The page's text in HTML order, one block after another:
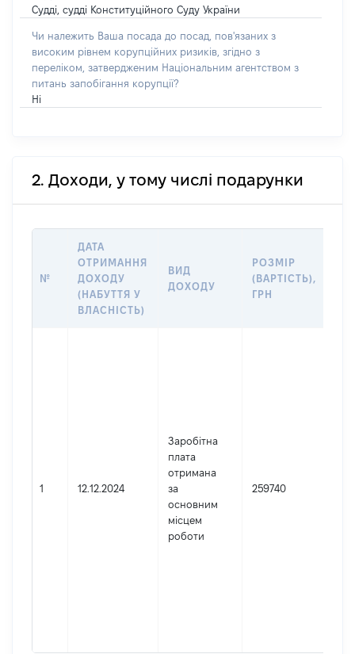
Судді, судді Конституційного Суду України
Чи належить Ваша посада до посад, пов'язаних з
високим рівнем корупційних ризиків, згідно з
переліком, затвердженим Національним агентством з
питань запобігання корупції?
Ні
2. Доходи, у тому числі подарунки
№
ДАТА
ОТРИМАННЯ
ДОХОДУ
(НАБУТТЯ У
ВЛАСНІСТЬ)
ВИД
ДОХОДУ
РОЗМІР
(ВАРТІСТЬ),
ГРН
1 12.12.2024
Заробітна
плата
отримана
за
основним
місцем
роботи
259740